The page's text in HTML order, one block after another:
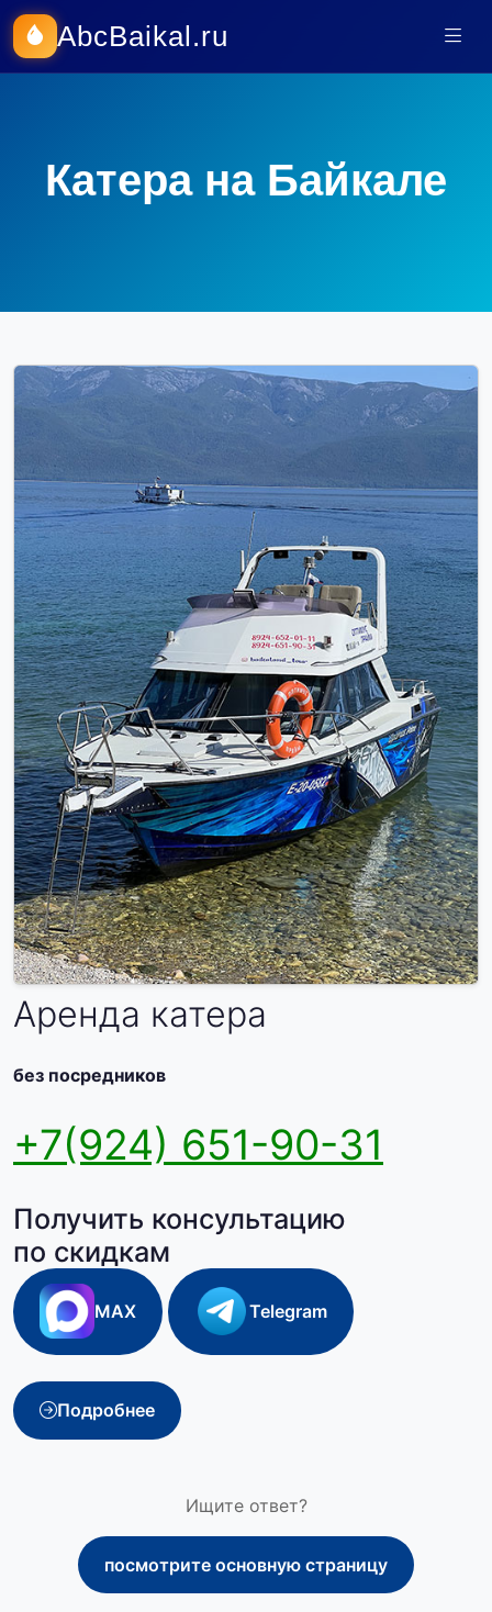
AbcBaikal.ru
Катера на Байкале
Аренда катера
без посредников
+7(924) 651-90-31
Получить консультацию
по скидкам
MAX Telegram
Подробнее
Ищите ответ?
посмотрите основную страницу